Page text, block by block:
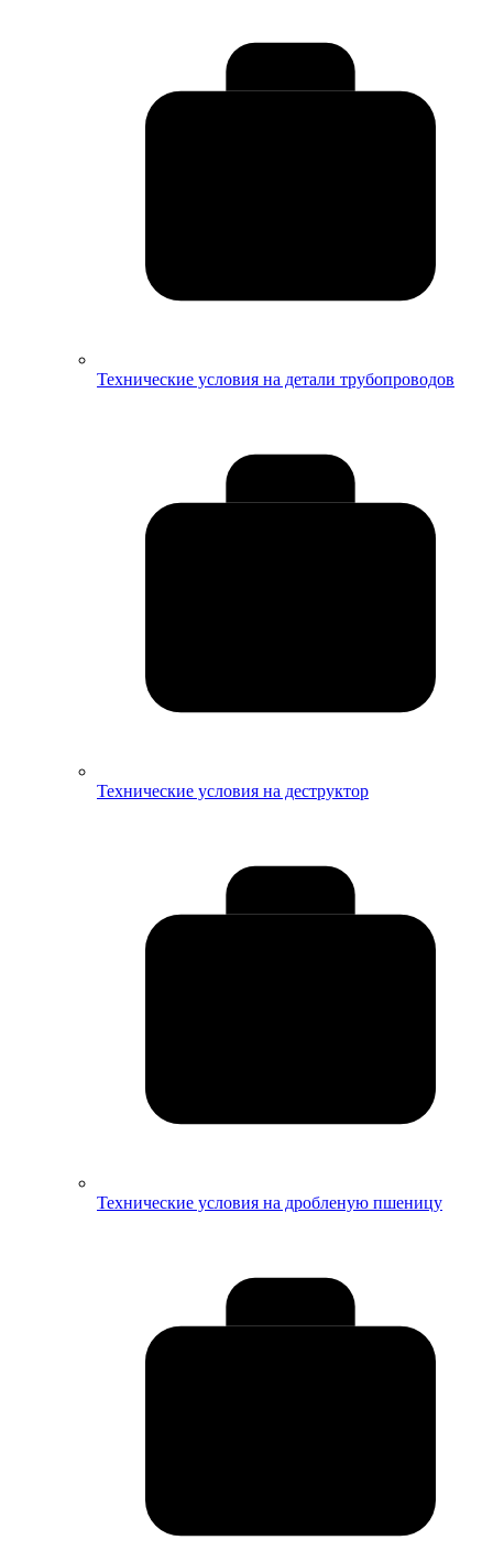
Технические условия на детали трубопроводов
Технические условия на деструктор
Технические условия на дробленую пшеницу